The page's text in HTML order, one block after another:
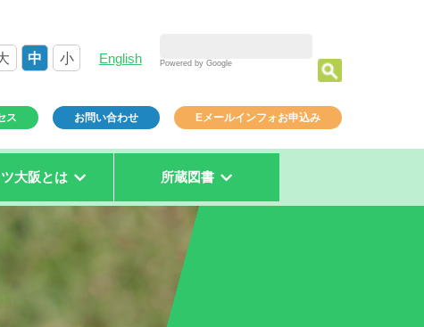
中 小 English Powered by Google
ス お問い合わせ Eメールインフォお申込み
大阪とは 所蔵図書